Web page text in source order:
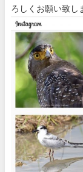
ろしくお願い致し